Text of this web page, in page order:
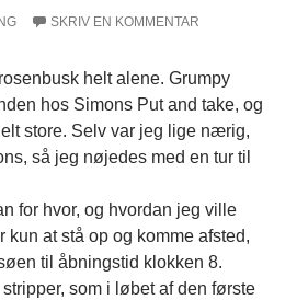
SKRIV EN KOMMENTAR
helt alene. Grumpy
hos Simons Put and take, og
store. Selv var jeg lige nærig,
så jeg nøjedes med en tur til
for hvor, og hvordan jeg ville
at stå op og komme afsted,
til åbningstid klokken 8.
som i løbet af den første